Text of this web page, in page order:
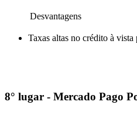
Desvantagens
Taxas altas no crédito à vista
8° lugar - Mercado Pago